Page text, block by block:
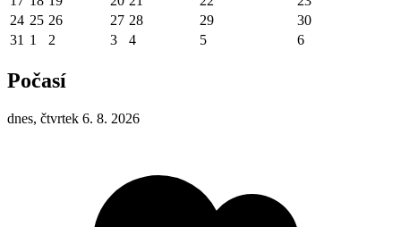
24 25 26 27 28 29
30
31 1 2 3 4 5 6
Počasí
dnes, čtvrtek 6. 8. 2026